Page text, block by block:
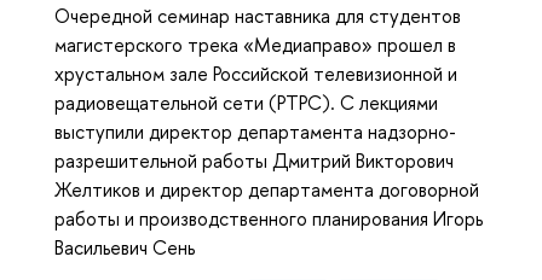
Очередной семинар наставника для студентов
магистерского трека «Медиаправо» прошел в
хрустальном зале Российской телевизионной и
радиовещательной сети (РТРС). С лекциями
выступили директор департамента надзорно-
разрешительной работы Дмитрий Викторович
Желтиков и директор департамента договорной
работы и производственного планирования Игорь
Васильевич Сень